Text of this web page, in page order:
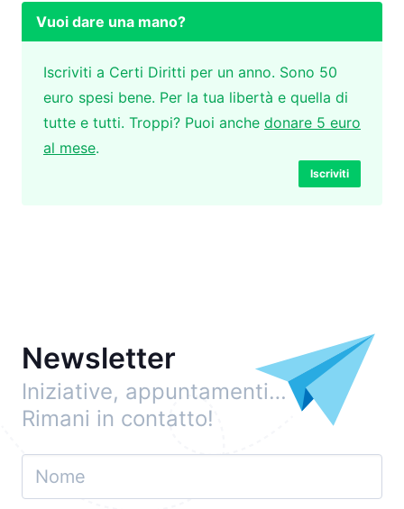
Vuoi dare una mano?
Iscriviti a Certi Diritti per un anno. Sono 50
euro spesi bene. Per la tua libertà e quella di
tutte e tutti. Troppi? Puoi anche donare 5 euro
al mese.
Iscriviti
Newsletter
Iniziative, appuntamenti…
Rimani in contatto!